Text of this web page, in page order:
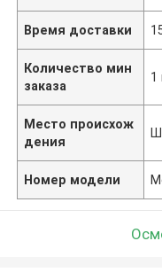
Время доставки
Количество мин
заказа
1
Место происхож
дения
Номер модели